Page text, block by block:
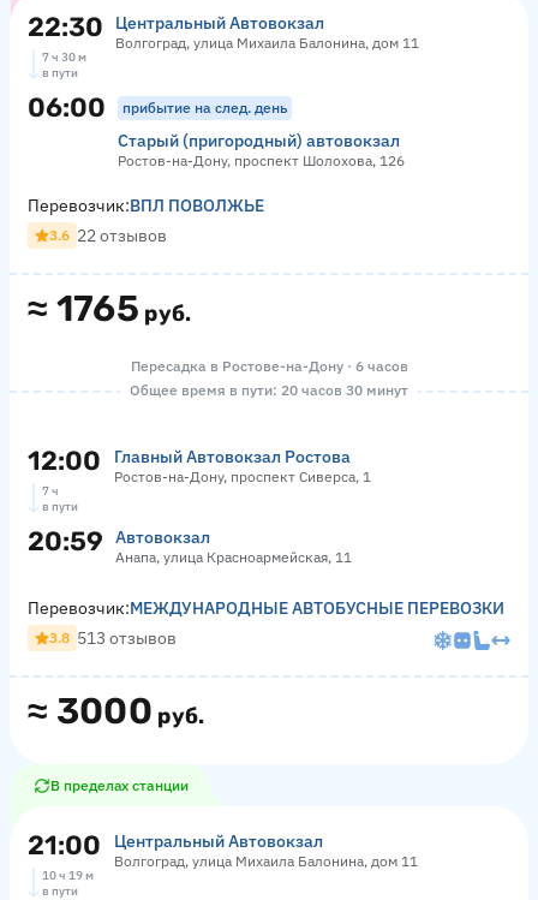
22:30 Центральный Автовокзал
Волгоград, улица Михаила Балонина, дом 11
7 ч 30 м
в пути
06:00 прибытие на след. день
Старый (пригородный) автовокзал
Ростов-на-Дону, проспект Шолохова, 126
≈ 1765 руб.
Перевозчик:ВПЛ ПОВОЛЖЬЕ
3.6 22 отзывов
Пересадка в Ростове-на-Дону · 6 часов
Общее время в пути: 20 часов 30 минут
12:00 Главный Автовокзал Ростова
Ростов-на-Дону, проспект Сиверса, 1
7 ч
в пути
20:59 Автовокзал
Анапа, улица Красноармейская, 11
≈ 3000 руб.
Перевозчик:МЕЖДУНАРОДНЫЕ АВТОБУСНЫЕ ПЕРЕВОЗКИ
3.8 513 отзывов
В пределах станции
21:00 Центральный Автовокзал
Волгоград, улица Михаила Балонина, дом 11
10 ч 19 м
в пути